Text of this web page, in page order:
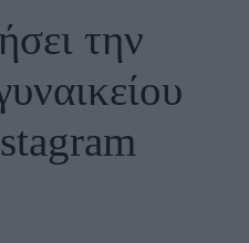
Ζώδιατην